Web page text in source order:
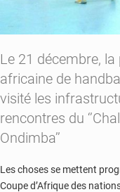
Le 21 décembre,
africaine de
visité les
rencontres du
Ondimba’’
Les choses se mettent
Coupe d’Afrique des